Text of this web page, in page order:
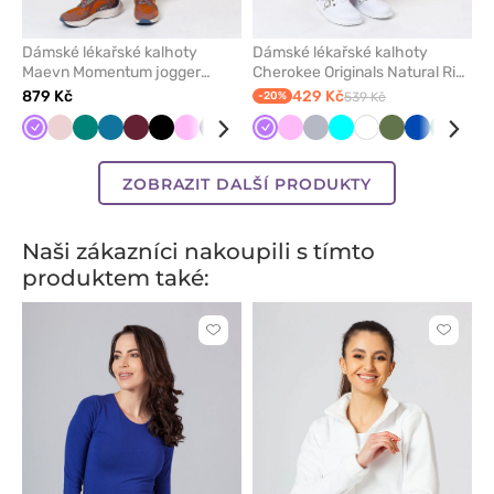
Dámské lékařské kalhoty
Maevn Momentum jogger
fialové
879 Kč
FialováPastelově
ZelenáKaraibsky
Třešňová
ČernáRůžováNámořnická
BíláMátováSvětlePastelově
TmavěČervenáOlivkováKrálovsky
Šedá
Dámské lékařské kalhoty
Cherokee Originals Natural Rise
fialové
-20% 429 Kč539 Kč
FialováRůžováSvětleTyrkysová
Bílá OlivkováKrálovsky
Světle
ZOBRAZIT DALŠÍ PRODUKTY
Naši zákazníci nakoupili s tímto
produktem také:
Kliknutím